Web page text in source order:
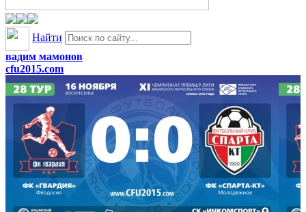
Найти
вадим мамонов
cfu2015.com